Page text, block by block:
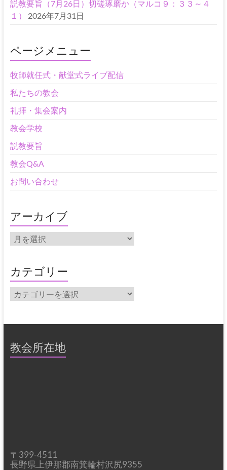
説教要旨（7月26日）切磋琢磨か（マルコ９：３３～４
１）
2026年7月31日
ページメニュー
牧師就任式・献堂式ライブ配信
私たちの教会
礼拝・集会案内
教会学校
説教要旨
教会Q&A
お問い合わせ
アーカイブ
ア
ー
イ
ブ
カテゴリー
カ
テ
教会所在地
〒399-4511
長野県上伊那郡南箕輪村沢尻9355